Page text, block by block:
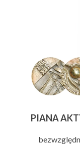
PIANA